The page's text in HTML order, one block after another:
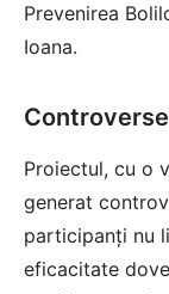
Prevenirea
Ioana.
Proiectul, cu o
generat
participanți nu
eficacitate